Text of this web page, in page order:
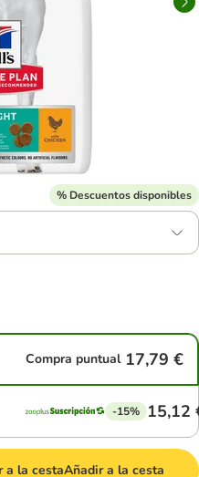
% Descuentos disponibles
Compra puntual 17,79 €
-15% 15,12
a la cestaAñadir a la cesta